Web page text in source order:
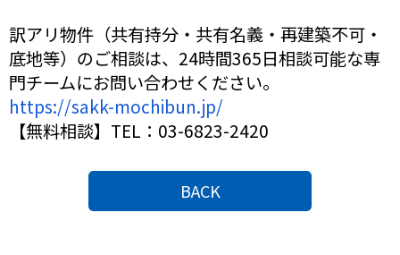
訳アリ物件（共有持分・共有名義・再建築不可・
底地等）のご相談は、24時間365日相談可能な専
門チームにお問い合わせください。
https://sakk-mochibun.jp/
【無料相談】TEL：03-6823-2420
BACK